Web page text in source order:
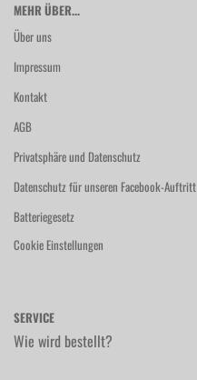
MEHR ÜBER...
Über uns
Impressum
Kontakt
AGB
Privatsphäre und Datenschutz
Datenschutz für unseren Facebook-Auftritt
Batteriegesetz
Cookie Einstellungen
SERVICE
Wie wird bestellt?